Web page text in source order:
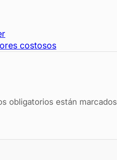
costosos
obligatorios están marcados